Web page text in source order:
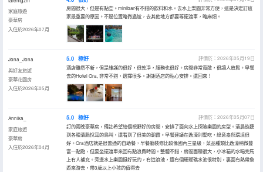
家庭旅遊
豪華房
入住於2026年07月
房間很大，但是有點空。minibar有不錯的飲料和水。去水上樂園非常方便，這是決定訂這
家最重要的原因。不過位置略微尷尬，去其他地方都要等擺渡車，略麻煩。
Jona_Jona
與好友旅遊
豪華花園房
入住於2026年05月
5.0 極好
評價於：2026年05月19日
酒店雖然不新，但是維護的很好，很乾凈，服務也很好。房間非常寬敞，很讓人放鬆。早餐
去的Hotel Ora, 非常不錯，選擇很多。謝謝酒店的貼心安排。還回來！
Annika_
家庭旅遊
豪華房
入住於2026年04月
5.0 極好
評價於：2026年05月07日
訂的兩晚豪華房，備註希望給個視野好的房間，安排了面向水上探險樂園的房型。清晨能聽
到各種清脆悅耳的鳥叫，還看到了很美的朝霞。早餐建議在逸濠別墅吃，綠意盎然環境很
好。Ora酒店就是很普通的自助餐，早餐廳裝修比較像國內三星級，菜品種類比逸濠稍微豐
富一點點，但要坐擺渡車來回有點浪費時間。整體不錯，房間面積很大，小冰箱的水喝完馬
上有人補充。旁邊水上樂園挺好玩的，有造浪池，還有個珊瑚礁水池很特別，裏面有熱帶魚
遊來游去，帶3歲以上小孩的值得去